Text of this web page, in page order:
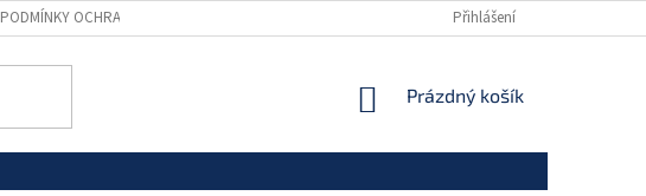
PODMÍNKY OCHRANY OSOBNÍCH ÚDAJŮ Přihlášení
NÁKUPNÍ
Prázdný košík